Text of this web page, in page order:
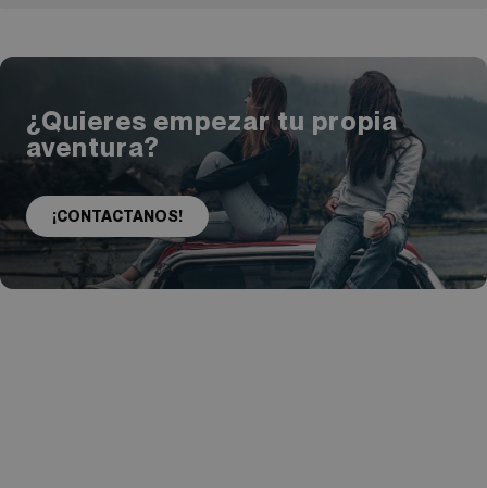
¿Quieres empezar tu propia
aventura?
¡CONTACTANOS!